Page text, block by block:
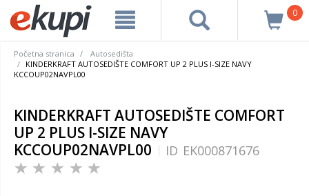
0
Početna stranica
Autosedišta
KINDERKRAFT AUTOSEDIŠTE COMFORT UP 2 PLUS I-SIZE NAVY
KCCOUP02NAVPL00
KINDERKRAFT AUTOSEDIŠTE COMFORT
UP 2 PLUS I-SIZE NAVY
KCCOUP02NAVPL00
ID EK000871676